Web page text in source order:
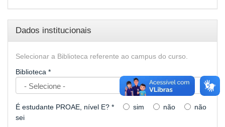
Dados institucionais
Selecionar a Biblioteca referente ao campus do curso.
Biblioteca *
É estudante PROAE, nível E? * sim não
não
sei